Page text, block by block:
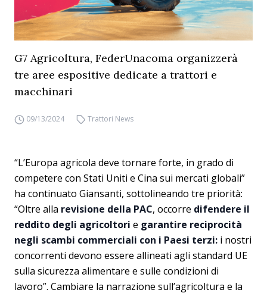
G7 Agricoltura, FederUnacoma organizzerà
tre aree espositive dedicate a trattori e
macchinari
09/13/2024 Trattori News
“L’Europa agricola deve tornare forte, in grado di
competere con Stati Uniti e Cina sui mercati globali”
ha continuato Giansanti, sottolineando tre priorità:
“Oltre alla revisione della PAC, occorre difendere il
reddito degli agricoltori e garantire reciprocità
negli scambi commerciali con i Paesi terzi: i nostri
concorrenti devono essere allineati agli standard UE
sulla sicurezza alimentare e sulle condizioni di
lavoro”. Cambiare la narrazione sull’agricoltura e la